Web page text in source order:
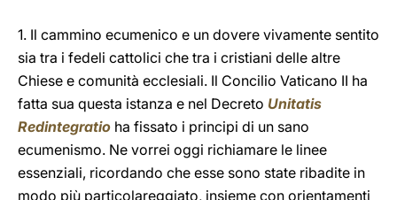
1. Il cammino ecumenico e un dovere vivamente sentito
sia tra i fedeli cattolici che tra i cristiani delle altre
Chiese e comunità ecclesiali. Il Concilio Vaticano II ha
fatta sua questa istanza e nel Decreto Unitatis
Redintegratio ha fissato i principi di un sano
ecumenismo. Ne vorrei oggi richiamare le linee
essenziali, ricordando che esse sono state ribadite in
modo più particolareggiato, insieme con orientamenti